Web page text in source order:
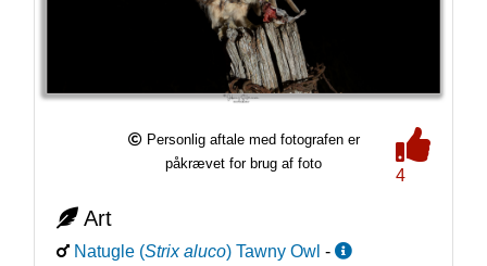
Personlig aftale med fotografen er
påkrævet for brug af foto
4
Art
Natugle (Strix aluco) Tawny Owl -